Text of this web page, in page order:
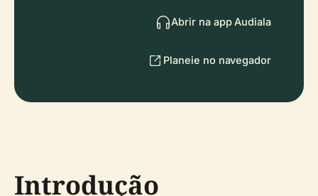
Abrir na app Audiala
Planeie no navegador
Introdução